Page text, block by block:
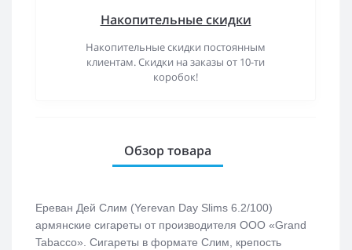
Накопительные скидки
Накопительные скидки постоянным
клиентам. Скидки на заказы от 10-ти
коробок!
Обзор товара
Ереван Дей Слим (Yerevan Day Slims 6.2/100)
армянские сигареты от производителя ООО «Grand
Tabacco». Сигареты в формате Слим, крепость